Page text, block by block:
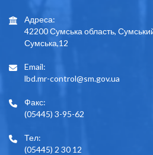
Адреса:
42200 Сумська область,
Сумська,12
Email:
lbd.mr-control@sm.gov.ua
Факс:
(05445) 3-95-62
Тел:
(05445) 2 30 12